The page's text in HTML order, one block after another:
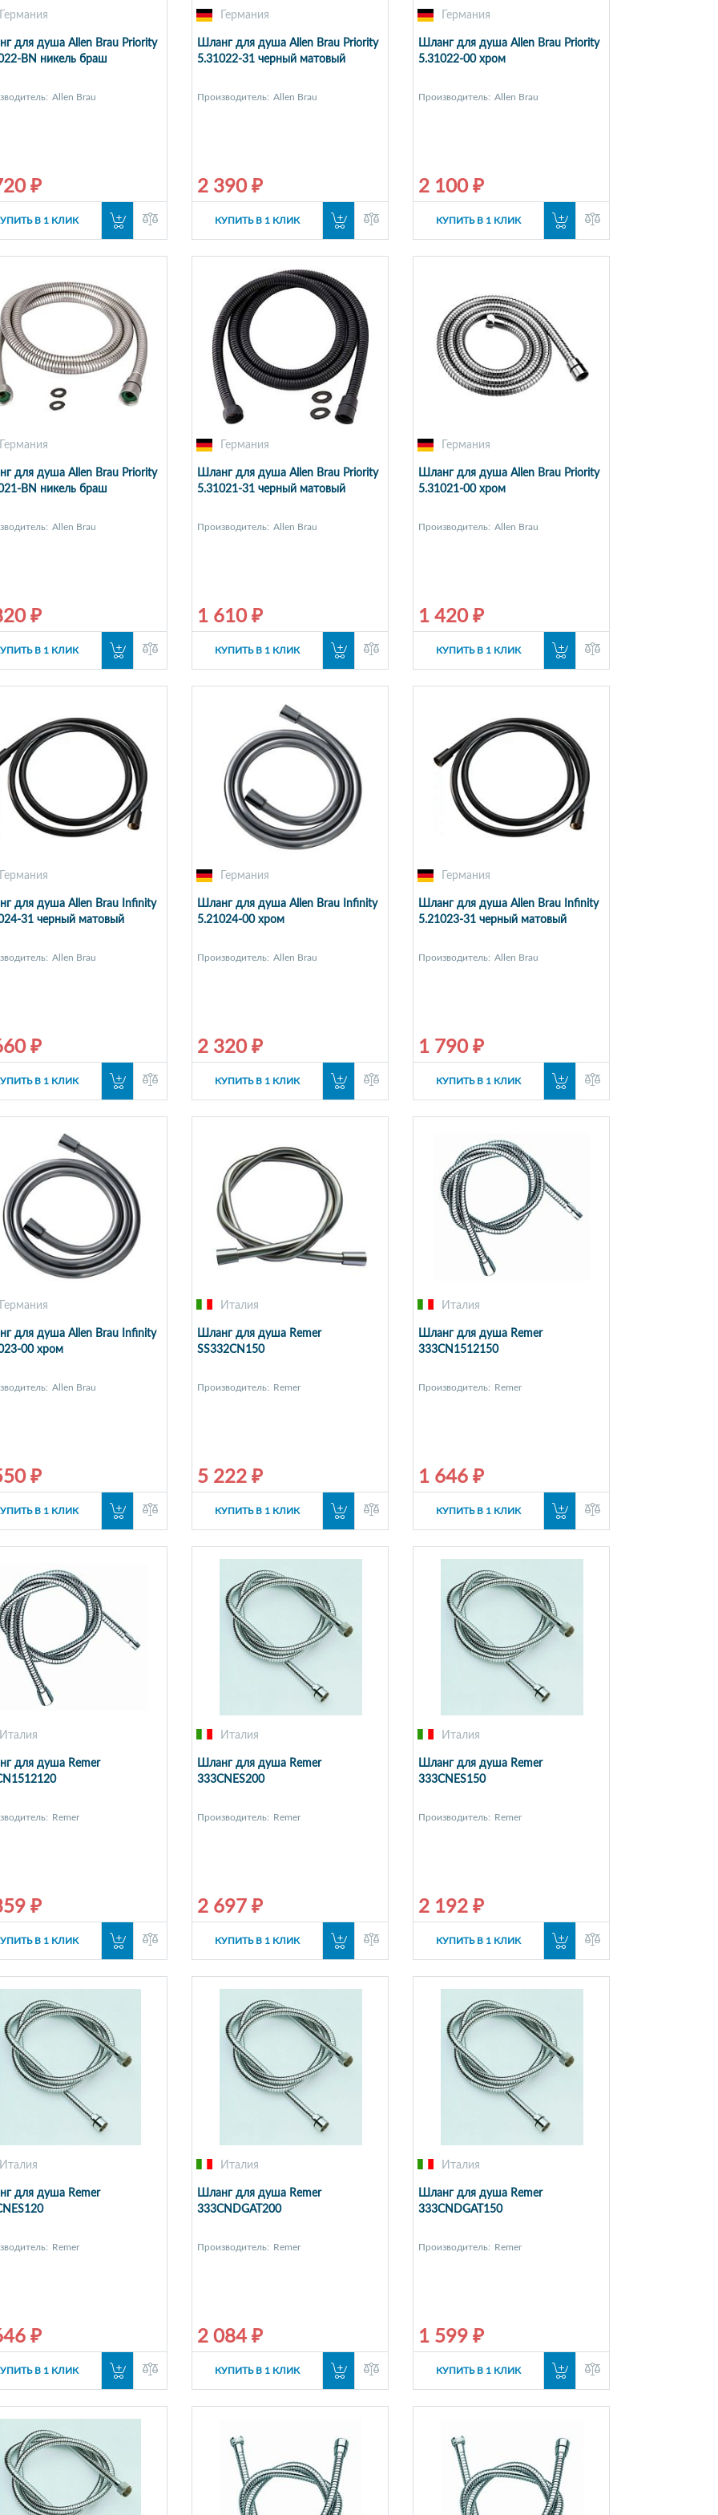
Германия
для душа Allen Brau Priority
BN никель браш
Allen Brau
₽
В 1 КЛИК
Германия
Шланг для душа Allen Brau Priority
5.31022-31 черный матовый
Производитель: Allen Brau
2 390 ₽
КУПИТЬ В 1 КЛИК
Германия
Шланг для душа Allen Brau Priority
5.31022-00 хром
Производитель: Allen Brau
2 100 ₽
КУПИТЬ В 1 КЛИК
Германия
для душа Allen Brau Priority
BN никель браш
Allen Brau
₽
В 1 КЛИК
Германия
Шланг для душа Allen Brau Priority
5.31021-31 черный матовый
Производитель: Allen Brau
1 610 ₽
КУПИТЬ В 1 КЛИК
Германия
Шланг для душа Allen Brau Priority
5.31021-00 хром
Производитель: Allen Brau
1 420 ₽
КУПИТЬ В 1 КЛИК
Германия
для душа Allen Brau Infinity
31 черный матовый
Allen Brau
₽
В 1 КЛИК
Германия
Шланг для душа Allen Brau Infinity
5.21024-00 хром
Производитель: Allen Brau
2 320 ₽
КУПИТЬ В 1 КЛИК
Германия
Шланг для душа Allen Brau Infinity
5.21023-31 черный матовый
Производитель: Allen Brau
1 790 ₽
КУПИТЬ В 1 КЛИК
Германия
для душа Allen Brau Infinity
00 хром
Allen Brau
₽
В 1 КЛИК
Италия
Шланг для душа Remer
SS332CN150
Производитель: Remer
5 222 ₽
КУПИТЬ В 1 КЛИК
Италия
Шланг для душа Remer
333CN1512150
Производитель: Remer
1 646 ₽
КУПИТЬ В 1 КЛИК
Италия
для душа Remer
Remer
₽
В 1 КЛИК
Италия
Шланг для душа Remer
333CNES200
Производитель: Remer
2 697 ₽
КУПИТЬ В 1 КЛИК
Италия
Шланг для душа Remer
333CNES150
Производитель: Remer
2 192 ₽
КУПИТЬ В 1 КЛИК
Италия
для душа Remer
Remer
₽
В 1 КЛИК
Италия
Шланг для душа Remer
333CNDGAT200
Производитель: Remer
2 084 ₽
КУПИТЬ В 1 КЛИК
Италия
Шланг для душа Remer
333CNDGAT150
Производитель: Remer
1 599 ₽
КУПИТЬ В 1 КЛИК